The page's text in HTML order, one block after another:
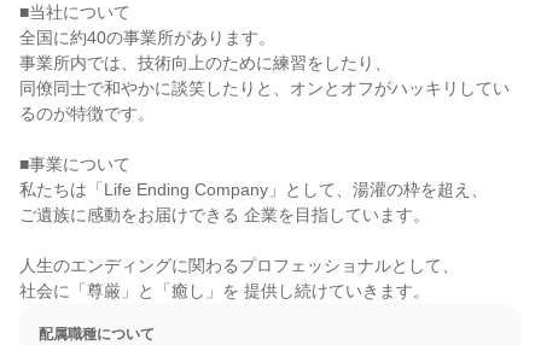
■当社について
全国に約40の事業所があります。
事業所内では、技術向上のために練習をしたり、
同僚同士で和やかに談笑したりと、オンとオフがハッキリしてい
るのが特徴です。
■事業について
私たちは「Life Ending Company」として、湯灌の枠を超え、
ご遺族に感動をお届けできる 企業を目指しています。
人生のエンディングに関わるプロフェッショナルとして、
社会に「尊厳」と「癒し」を 提供し続けていきます。
配属職種について